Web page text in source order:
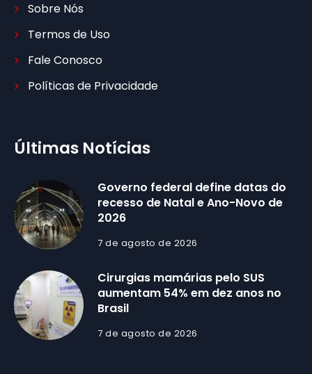
Sobre Nós
Termos de Uso
Fale Conosco
Políticas de Privacidade
Últimas Notícias
Governo federal define datas do
recesso de Natal e Ano-Novo de
2026
7 de agosto de 2026
Cirurgias mamárias pelo SUS
aumentam 54% em dez anos no
Brasil
7 de agosto de 2026